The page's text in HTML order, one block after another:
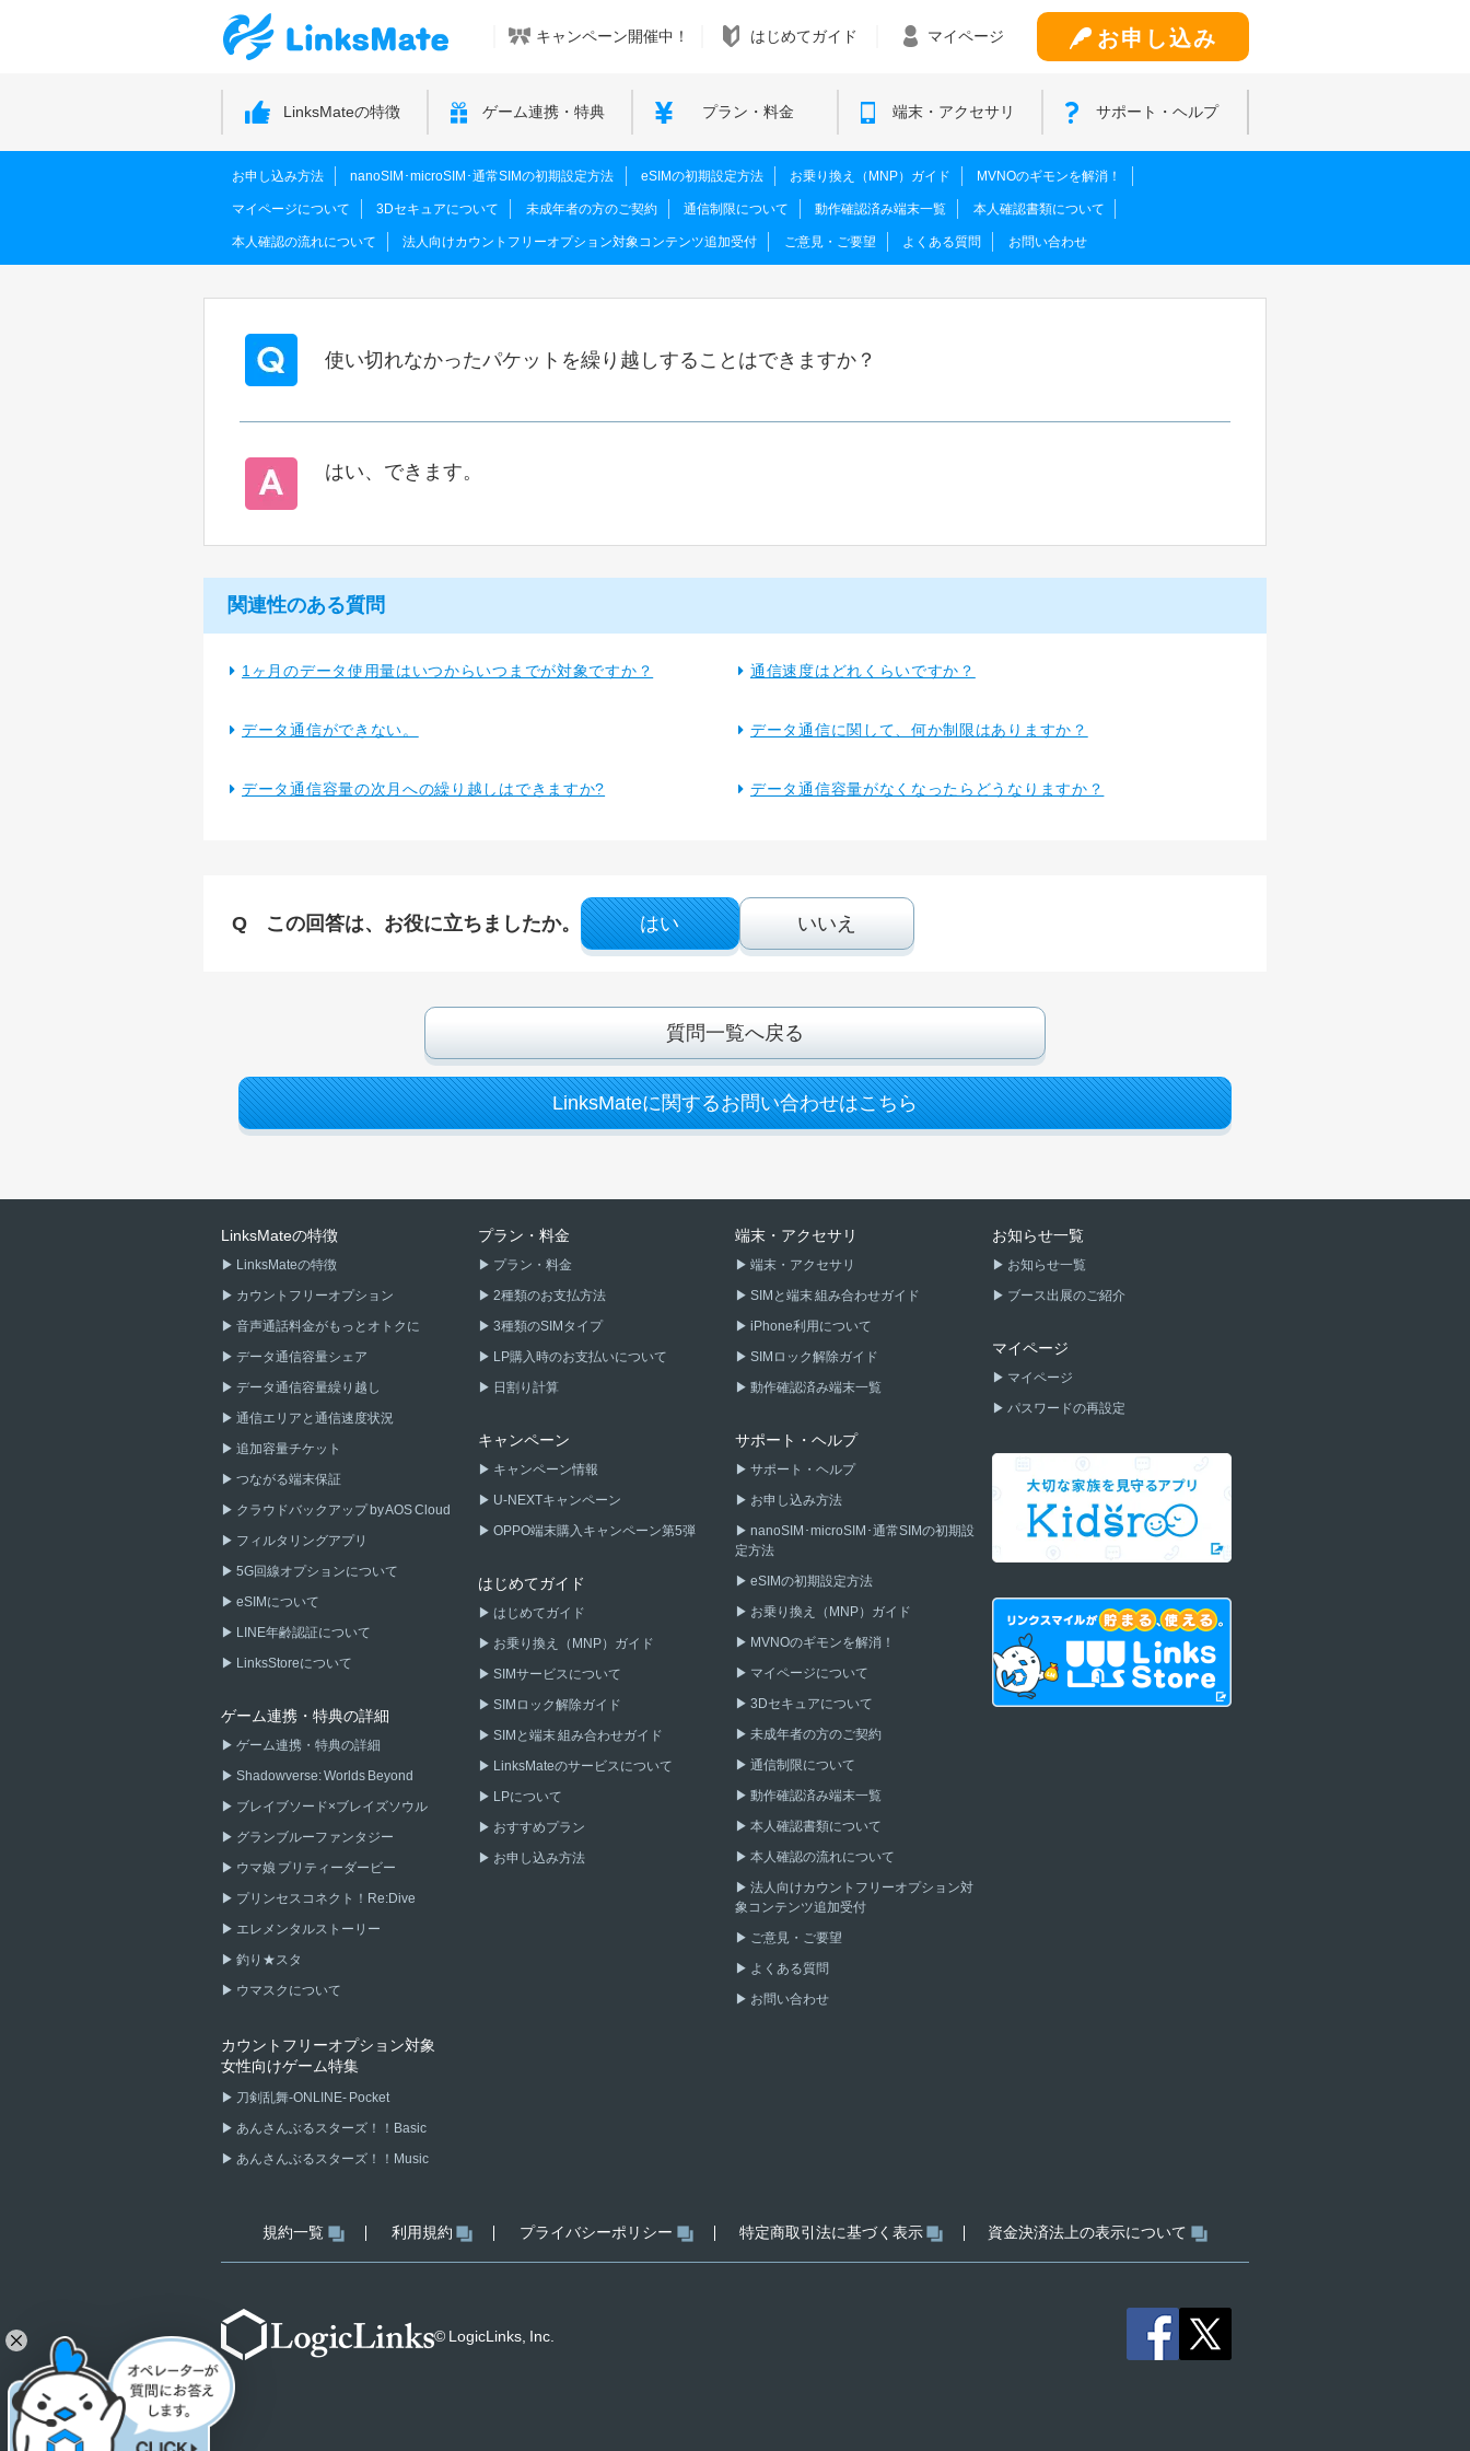
キャンペーン開催中！ はじめてガイド マイページ お申し込み
LinksMateの特徴 ゲーム連携・特典 プラン・料金 端末・アクセサリ サポート・ヘルプ
お申し込み方法 nanoSIM･microSIM･通常SIMの初期設定方法 eSIMの初期設定方法 お乗り換え（MNP）ガイド MVNOのギモンを解消！
マイページについて 3Dセキュアについて 未成年者の方のご契約 通信制限について 動作確認済み端末一覧 本人確認書類について
本人確認の流れについて 法人向けカウントフリーオプション対象コンテンツ追加受付 ご意見・ご要望 よくある質問 お問い合わせ
使い切れなかったパケットを繰り越しすることはできますか？
はい、できます。
関連性のある質問
1ヶ月のデータ使用量はいつからいつまでが対象ですか？
データ通信ができない。
データ通信容量の次月への繰り越しはできますか?
通信速度はどれくらいですか？
データ通信に関して、何か制限はありますか？
データ通信容量がなくなったらどうなりますか？
この回答は、お役に立ちましたか。 はい いいえ
質問一覧へ戻る
LinksMateに関するお問い合わせはこちら
LinksMateの特徴
LinksMateの特徴
カウントフリーオプション
音声通話料金がもっとオトクに
データ通信容量シェア
データ通信容量繰り越し
通信エリアと通信速度状況
追加容量チケット
つながる端末保証
クラウドバックアップ by AOS Cloud
フィルタリングアプリ
5G回線オプションについて
eSIMについて
LINE年齢認証について
LinksStoreについて
ゲーム連携・特典の詳細
ゲーム連携・特典の詳細
Shadowverse: Worlds Beyond
ブレイブソード×ブレイズソウル
グランブルーファンタジー
ウマ娘 プリティーダービー
プリンセスコネクト！Re:Dive
エレメンタルストーリー
釣り★スタ
ウマスクについて
カウントフリーオプション対象
女性向けゲーム特集
刀剣乱舞-ONLINE- Pocket
あんさんぶるスターズ！！Basic
あんさんぶるスターズ！！Music
プラン・料金
プラン・料金
2種類のお支払方法
3種類のSIMタイプ
LP購入時のお支払いについて
日割り計算
キャンペーン
キャンペーン情報
U-NEXTキャンペーン
OPPO端末購入キャンペーン第5弾
はじめてガイド
はじめてガイド
お乗り換え（MNP）ガイド
SIMサービスについて
SIMロック解除ガイド
SIMと端末 組み合わせガイド
LinksMateのサービスについて
LPについて
おすすめプラン
お申し込み方法
端末・アクセサリ
端末・アクセサリ
SIMと端末 組み合わせガイド
iPhone利用について
SIMロック解除ガイド
動作確認済み端末一覧
サポート・ヘルプ
サポート・ヘルプ
お申し込み方法
nanoSIM･microSIM･通常SIMの初期設
定方法
eSIMの初期設定方法
お乗り換え（MNP）ガイド
MVNOのギモンを解消！
マイページについて
3Dセキュアについて
未成年者の方のご契約
通信制限について
動作確認済み端末一覧
本人確認書類について
本人確認の流れについて
法人向けカウントフリーオプション対
象コンテンツ追加受付
ご意見・ご要望
よくある質問
お問い合わせ
お知らせ一覧
お知らせ一覧
ブース出展のご紹介
マイページ
マイページ
パスワードの再設定
規約一覧 利用規約 プライバシーポリシー 特定商取引法に基づく表示 資金決済法上の表示について
© LogicLinks, Inc.